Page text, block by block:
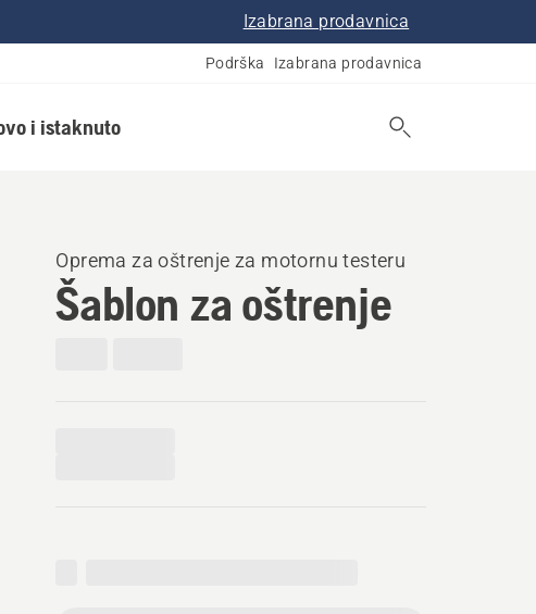
Izabrana prodavnica
Podrška Izabrana prodavnica
i istaknuto
Oprema za oštrenje za motornu testeru
Šablon za oštrenje